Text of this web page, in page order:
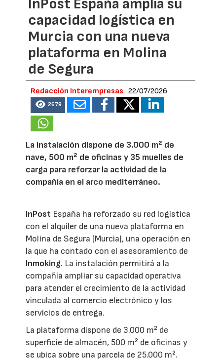
InPost España amplía su
capacidad logística en
Murcia con una nueva
plataforma en Molina
de Segura
Redacción Interempresas 22/07/2026
2679
La instalación dispone de 3.000 m² de
nave, 500 m² de oficinas y 35 muelles de
carga para reforzar la actividad de la
compañía en el arco mediterráneo.
InPost España ha reforzado su red logística
con el alquiler de una nueva plataforma en
Molina de Segura (Murcia), una operación en
la que ha contado con el asesoramiento de
Inmoking. La instalación permitirá a la
compañía ampliar su capacidad operativa
para atender el crecimiento de la actividad
vinculada al comercio electrónico y los
servicios de entrega.
La plataforma dispone de 3.000 m² de
superficie de almacén, 500 m² de oficinas y
se ubica sobre una parcela de 25.000 m².